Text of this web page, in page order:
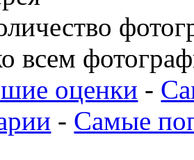
всем
оценки -
- Самые